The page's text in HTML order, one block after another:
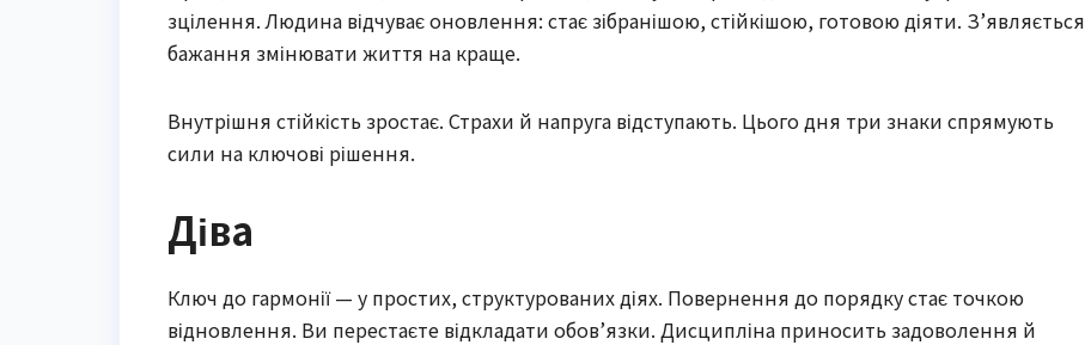
зцілення. Людина відчуває оновлення: стає зібранішою, стійкішою, готовою діяти. З’являється
бажання змінювати життя на краще.
Внутрішня стійкість зростає. Страхи й напруга відступають. Цього дня три знаки спрямують
сили на ключові рішення.
Діва
Ключ до гармонії — у простих, структурованих діях. Повернення до порядку стає точкою
відновлення. Ви перестаєте відкладати обов’язки. Дисципліна приносить задоволення й